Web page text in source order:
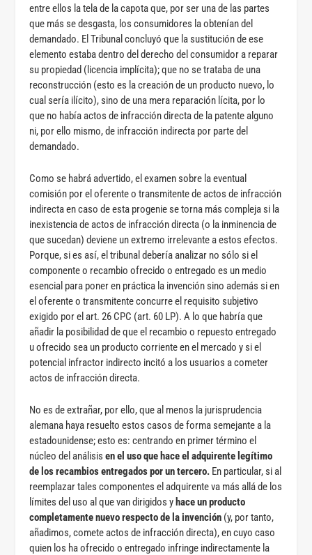
entre ellos la tela de la capota que, por ser una de las partes
que más se desgasta, los consumidores la obtenían del
demandado. El Tribunal concluyó que la sustitución de ese
elemento estaba dentro del derecho del consumidor a reparar
su propiedad (licencia implícita); que no se trataba de una
reconstrucción (esto es la creación de un producto nuevo, lo
cual sería ilícito), sino de una mera reparación lícita, por lo
que no había actos de infracción directa de la patente alguno
ni, por ello mismo, de infracción indirecta por parte del
demandado.
Como se habrá advertido, el examen sobre la eventual
comisión por el oferente o transmitente de actos de infracción
indirecta en caso de esta progenie se torna más compleja si la
inexistencia de actos de infracción directa (o la inminencia de
que sucedan) deviene un extremo irrelevante a estos efectos.
Porque, si es así, el tribunal debería analizar no sólo si el
componente o recambio ofrecido o entregado es un medio
esencial para poner en práctica la invención sino además si en
el oferente o transmitente concurre el requisito subjetivo
exigido por el art. 26 CPC (art. 60 LP). A lo que habría que
añadir la posibilidad de que el recambio o repuesto entregado
u ofrecido sea un producto corriente en el mercado y si el
potencial infractor indirecto incitó a los usuarios a cometer
actos de infracción directa.
No es de extrañar, por ello, que al menos la jurisprudencia
alemana haya resuelto estos casos de forma semejante a la
estadounidense; esto es: centrando en primer término el
núcleo del análisisen el uso que hace el adquirente legítimo
de los recambios entregados por un tercero. En particular, si al
reemplazar tales componentes el adquirente va más allá de los
límites del uso al que van dirigidos y hace un producto
completamente nuevo respecto de la invención (y, por tanto,
añadimos, comete actos de infracción directa), en cuyo caso
quien los ha ofrecido o entregado infringe indirectamente la